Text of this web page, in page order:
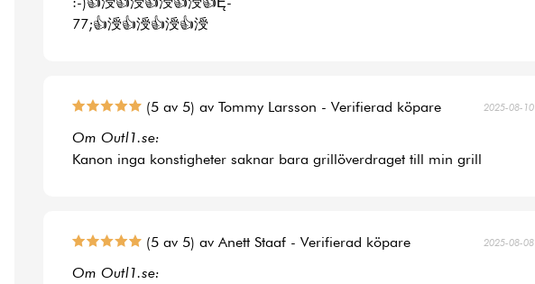
77;👍涭👍涭👍涭👍涭
(5 av 5) av Tommy Larsson - Verifierad köpare 2025-08-10
Om Outl1.se:
Kanon inga konstigheter saknar bara grillöverdraget till min grill
(5 av 5) av Anett Staaf - Verifierad köpare 2025-08-08
Om Outl1.se: